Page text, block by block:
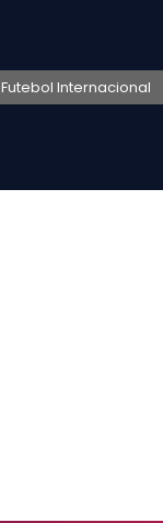
Futebol Internacional